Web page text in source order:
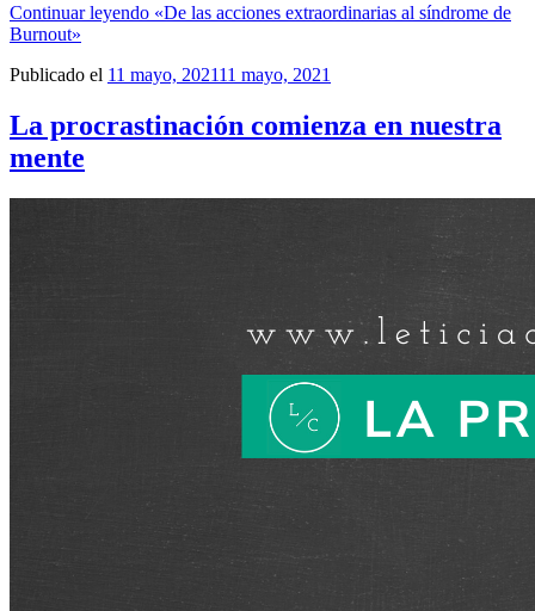
Continuar leyendo «De las acciones extraordinarias al síndrome de
Burnout»
Publicado el 11 mayo, 202111 mayo, 2021
La procrastinación comienza en nuestra
mente